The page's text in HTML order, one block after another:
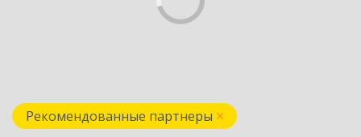
Рекомендованные партнеры